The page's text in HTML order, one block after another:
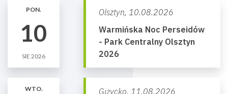
PON.
10
SIE 2026
Olsztyn, 10.08.2026
Warmińska Noc Perseidów
- Park Centralny Olsztyn
2026
WTO. Giżycko, 11.08.2026